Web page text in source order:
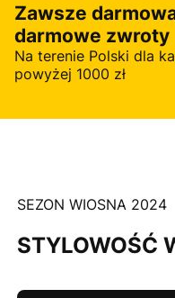
Zawsze
darmowe zwroty
Na terenie Polski dla
powyżej 1000 zł
SEZON WIOSNA 2024
STYLOWOŚĆ